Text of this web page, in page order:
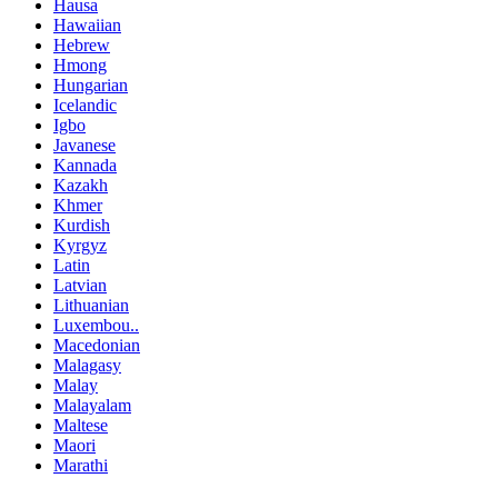
Hausa
Hawaiian
Hebrew
Hmong
Hungarian
Icelandic
Igbo
Javanese
Kannada
Kazakh
Khmer
Kurdish
Kyrgyz
Latin
Latvian
Lithuanian
Luxembou..
Macedonian
Malagasy
Malay
Malayalam
Maltese
Maori
Marathi